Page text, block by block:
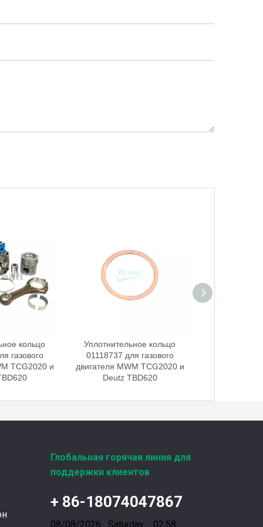
В этот полный веселья и уюта момент, 25
Подшипники шатунных коленчатых валов
Фильтры UPF для газовых двигателей MWM
кольцо
газового
TCG2020 и
Уплотнительное кольцо
01118737 для газового
двигателя MWM TCG2020 и
Deutz TBD620
Глобальная горячая линия для
поддержки клиентов
+ 86-18074047867
08/08/2026 Saturday 02:58